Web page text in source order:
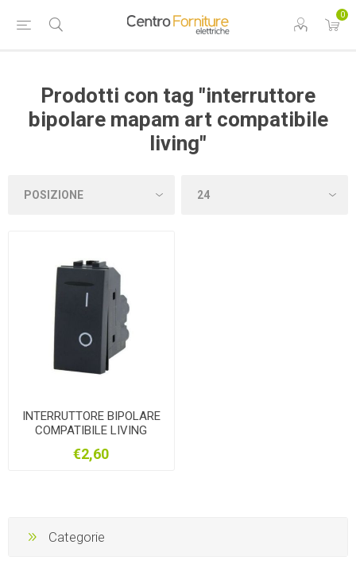
0
Prodotti con tag "interruttore
bipolare mapam art compatibile
living"
INTERRUTTORE BIPOLARE
COMPATIBILE LIVING
€2,60
Categorie